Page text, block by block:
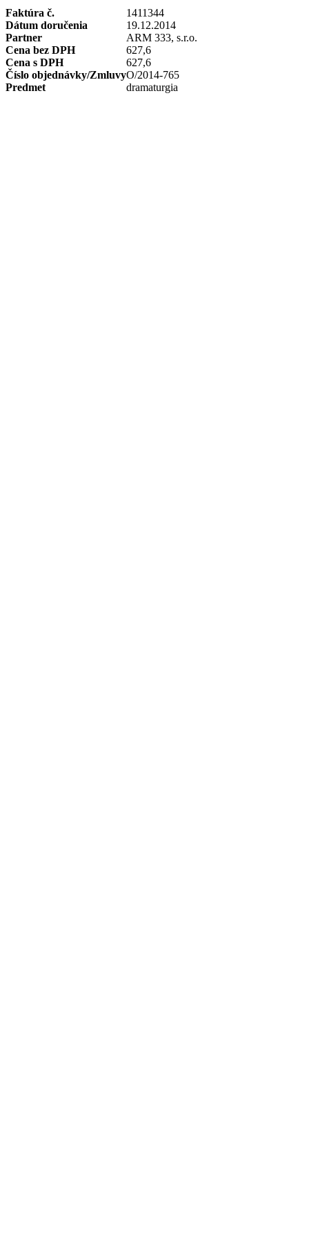
Faktúra č.
1411344
Dátum doručenia
19.12.2014
Partner
ARM 333, s.r.o.
Cena bez DPH
627,6
Cena s DPH
627,6
Číslo objednávky/ZmluvyO/2014-765
Predmet
dramaturgia